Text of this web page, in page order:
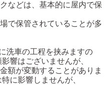
などは、基本的に屋内で保
で保管されていることが多
洗車の工程を挟みますの
響はございませんが、
額が変動することがありま
に影響しませんが、